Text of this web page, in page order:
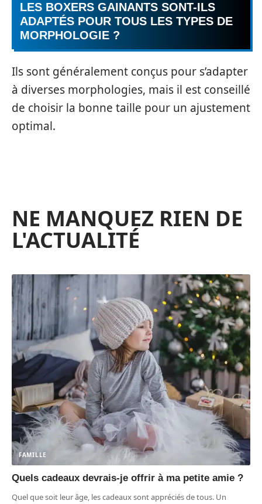
LES BOXERS GAINANTS SONT-ILS
ADAPTÉS POUR TOUS LES TYPES DE
MORPHOLOGIE ?
Ils sont généralement conçus pour s’adapter
à diverses morphologies, mais il est conseillé
de choisir la bonne taille pour un ajustement
optimal.
NE MANQUEZ RIEN DE
L'ACTUALITÉ
FAMILLE
Quels cadeaux devrais-je offrir à ma petite amie ?
Quel que soit leur âge, les cadeaux sont appréciés de tous. Un